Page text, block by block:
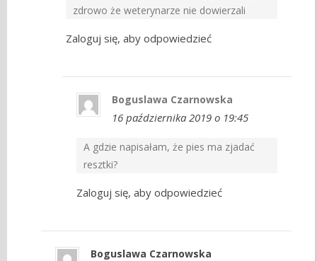
zdrowo że weterynarze nie dowierzali
Zaloguj się, aby odpowiedzieć
Boguslawa Czarnowska
16 października 2019 o 19:45
A gdzie napisałam, że pies ma zjadać
resztki?
Zaloguj się, aby odpowiedzieć
Boguslawa Czarnowska